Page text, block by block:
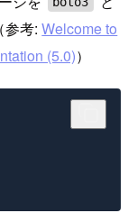
参考:Welcome to
(5.0)）